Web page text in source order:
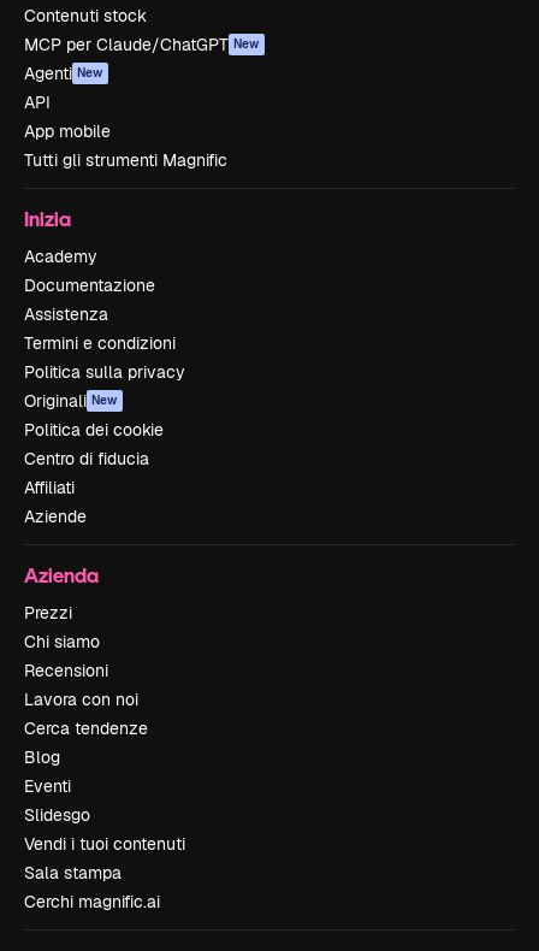
Contenuti stock
MCP per Claude/ChatGPT New
Agenti New
API
App mobile
Tutti gli strumenti Magnific
Inizia
Academy
Documentazione
Assistenza
Termini e condizioni
Politica sulla privacy
Originali New
Politica dei cookie
Centro di fiducia
Affiliati
Aziende
Azienda
Prezzi
Chi siamo
Recensioni
Lavora con noi
Cerca tendenze
Blog
Eventi
Slidesgo
Vendi i tuoi contenuti
Sala stampa
Cerchi magnific.ai